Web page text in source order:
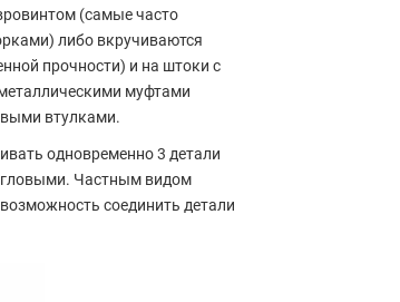
(самые часто
либо вкручиваются
прочности) и на штоки с
муфтами
втулками.
одновременно 3 детали
Частным видом
соединить детали